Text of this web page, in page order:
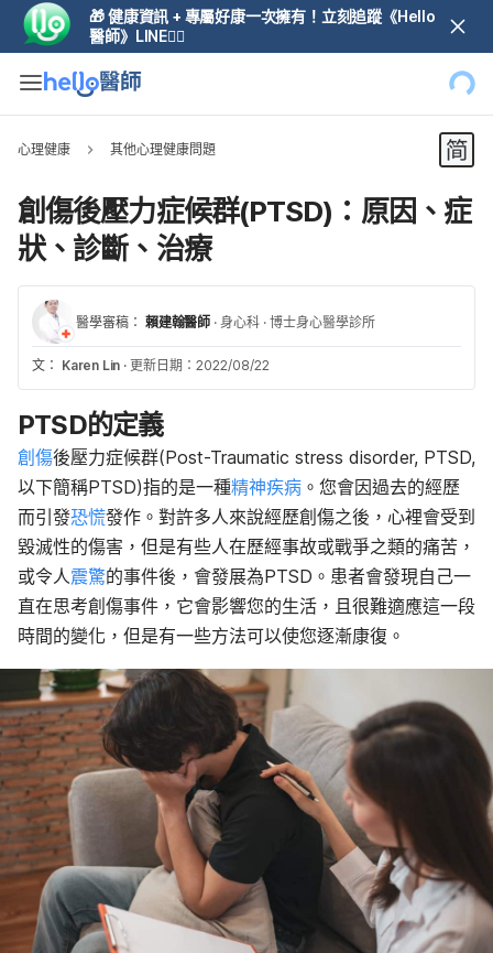
🎁 健康資訊 + 專屬好康一次擁有！立刻追蹤《Hello
醫師》LINE👆🏼
心理健康 其他心理健康問題
創傷後壓力症候群(PTSD)：原因、症
狀、診斷、治療
醫學審稿： 賴建翰醫師 · 身心科 · 博士身心醫學診所
文： Karen Lin · 更新日期：2022/08/22
PTSD的定義
創傷後壓力症候群(Post-Traumatic stress disorder, PTSD,
以下簡稱PTSD)指的是一種精神疾病 。您會因過去的經歷
而引發恐慌發作。對許多人來說經歷創傷之後，心裡會受到
毀滅性的傷害，但是有些人在歷經事故或戰爭之類的痛苦，
或令人震驚的事件後，會發展為PTSD。患者會發現自己一
直在思考創傷事件，它會影響您的生活，且很難適應這一段
時間的變化，但是有一些方法可以使您逐漸康復。